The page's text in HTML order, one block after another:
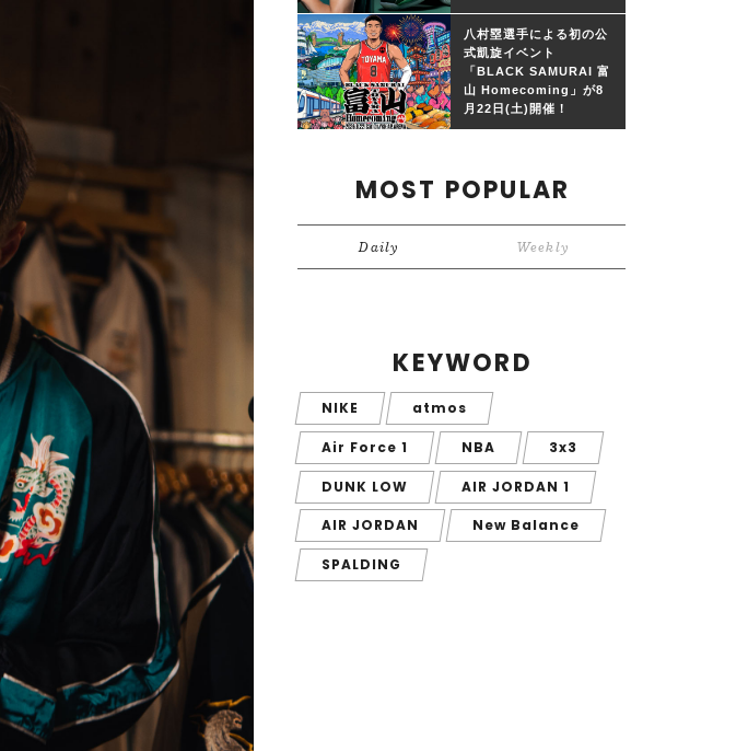
八村塁選手による初の公
式凱旋イベント
「BLACK SAMURAI 富
山 Homecoming」が8
月22日(土)開催！
MOST POPULAR
Daily Weekly
KEYWORD
NIKE atmos
Air Force 1 NBA 3x3
DUNK LOW AIR JORDAN 1
AIR JORDAN New Balance
SPALDING